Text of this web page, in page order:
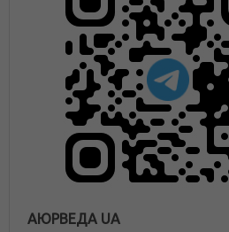
АЮРВЕДА UA